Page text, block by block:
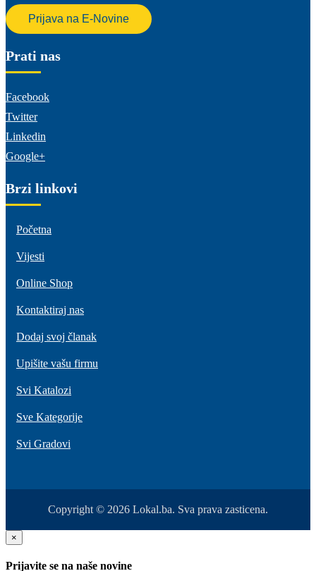
Prijava na E-Novine
Prati nas
Facebook
Twitter
Linkedin
Google+
Brzi linkovi
Početna
Vijesti
Online Shop
Kontaktiraj nas
Dodaj svoj članak
Upišite vašu firmu
Svi Katalozi
Sve Kategorije
Svi Gradovi
Copyright © 2026 Lokal.ba. Sva prava zasticena.
×
Prijavite se na naše novine